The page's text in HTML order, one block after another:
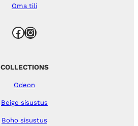
Oma tili
Facebook Instagram
COLLECTIONS
Odeon
Beige sisustus
Boho sisustus